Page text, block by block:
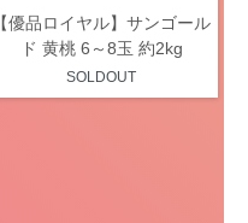
【優品ロイヤル】サンゴール
ド 黄桃 6～8玉 約2kg
SOLDOUT